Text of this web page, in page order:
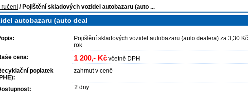
ručení / Pojištění skladových vozidel autobazaru (auto ...
autobazaru (auto deal
Pojištění skladových vozidel autobazaru (auto dealera) za 3,30
rok
cena:
1 200,- Kč včetně DPH
poplatek
zahrnut v ceně
2 dny